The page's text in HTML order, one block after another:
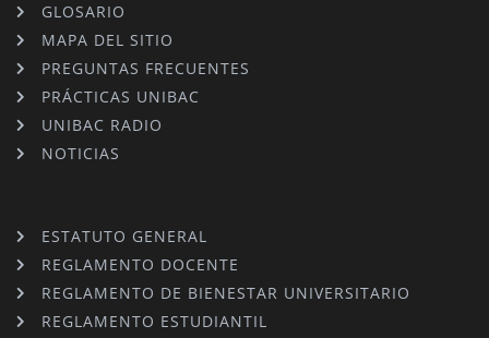
GLOSARIO
MAPA DEL SITIO
PREGUNTAS FRECUENTES
PRÁCTICAS UNIBAC
UNIBAC RADIO
NOTICIAS
ESTATUTO GENERAL
REGLAMENTO DOCENTE
REGLAMENTO DE BIENESTAR UNIVERSITARIO
REGLAMENTO ESTUDIANTIL